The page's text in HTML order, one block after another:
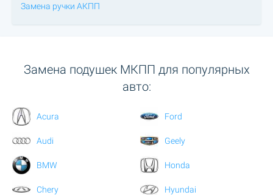
Замена ручки АКПП
Замена подушек МКПП для популярных
авто:
Acura
Audi
BMW
Chery
Ford
Geely
Honda
Hyundai